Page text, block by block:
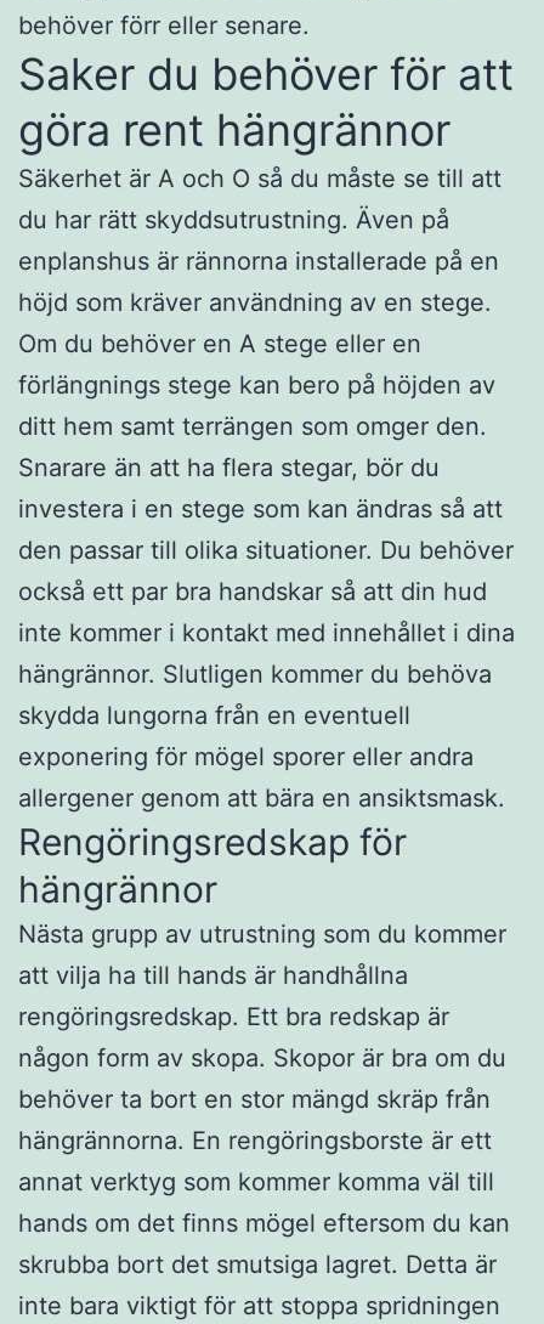
behöver förr eller senare.
Saker du behöver för att
göra rent hängrännor
Säkerhet är A och O så du måste se till att
du har rätt skyddsutrustning. Även på
enplanshus är rännorna installerade på en
höjd som kräver användning av en stege.
Om du behöver en A stege eller en
förlängnings stege kan bero på höjden av
ditt hem samt terrängen som omger den.
Snarare än att ha flera stegar, bör du
investera i en stege som kan ändras så att
den passar till olika situationer. Du behöver
också ett par bra handskar så att din hud
inte kommer i kontakt med innehållet i dina
hängrännor. Slutligen kommer du behöva
skydda lungorna från en eventuell
exponering för mögel sporer eller andra
allergener genom att bära en ansiktsmask.
Rengöringsredskap för
hängrännor
Nästa grupp av utrustning som du kommer
att vilja ha till hands är handhållna
rengöringsredskap. Ett bra redskap är
någon form av skopa. Skopor är bra om du
behöver ta bort en stor mängd skräp från
hängrännorna. En rengöringsborste är ett
annat verktyg som kommer komma väl till
hands om det finns mögel eftersom du kan
skrubba bort det smutsiga lagret. Detta är
inte bara viktigt för att stoppa spridningen